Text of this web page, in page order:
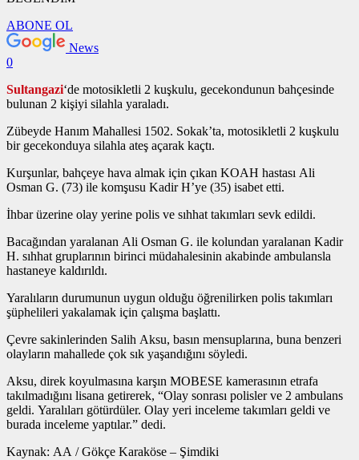
ABONE OL
News
0
Sultangazi‘de motosikletli 2 kuşkulu, gecekondunun bahçesinde
bulunan 2 kişiyi silahla yaraladı.
Zübeyde Hanım Mahallesi 1502. Sokak’ta, motosikletli 2 kuşkulu
bir gecekonduya silahla ateş açarak kaçtı.
Kurşunlar, bahçeye hava almak için çıkan KOAH hastası Ali
Osman G. (73) ile komşusu Kadir H’ye (35) isabet etti.
İhbar üzerine olay yerine polis ve sıhhat takımları sevk edildi.
Bacağından yaralanan Ali Osman G. ile kolundan yaralanan Kadir
H. sıhhat gruplarının birinci müdahalesinin akabinde ambulansla
hastaneye kaldırıldı.
Yaralıların durumunun uygun olduğu öğrenilirken polis takımları
şüphelileri yakalamak için çalışma başlattı.
Çevre sakinlerinden Salih Aksu, basın mensuplarına, buna benzeri
olayların mahallede çok sık yaşandığını söyledi.
Aksu, direk koyulmasına karşın MOBESE kamerasının etrafa
takılmadığını lisana getirerek, “Olay sonrası polisler ve 2 ambulans
geldi. Yaralıları götürdüler. Olay yeri inceleme takımları geldi ve
burada inceleme yaptılar.” dedi.
Kaynak: AA / Gökçe Karaköse – Şimdiki